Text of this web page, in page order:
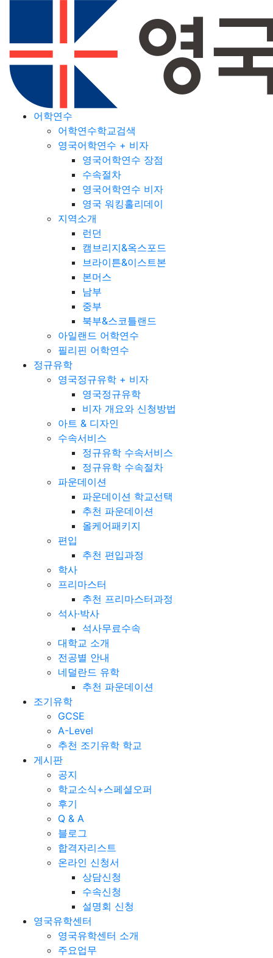
어학연수
어학연수학교검색
영국어학연수 + 비자
영국어학연수 장점
수속절차
영국어학연수 비자
영국 워킹홀리데이
지역소개
런던
캠브리지&옥스포드
브라이튼&이스트본
본머스
남부
중부
북부&스코틀랜드
아일랜드 어학연수
필리핀 어학연수
정규유학
영국정규유학 + 비자
영국정규유학
비자 개요와 신청방법
아트 & 디자인
수속서비스
정규유학 수속서비스
정규유학 수속절차
파운데이션
파운데이션 학교선택
추천 파운데이션
올케어패키지
편입
추천 편입과정
학사
프리마스터
추천 프리마스터과정
석사·박사
석사무료수속
대학교 소개
전공별 안내
네덜란드 유학
추천 파운데이션
조기유학
GCSE
A-Level
추천 조기유학 학교
게시판
공지
학교소식+스페셜오퍼
후기
Q & A
블로그
합격자리스트
온라인 신청서
상담신청
수속신청
설명회 신청
영국유학센터
영국유학센터 소개
주요업무